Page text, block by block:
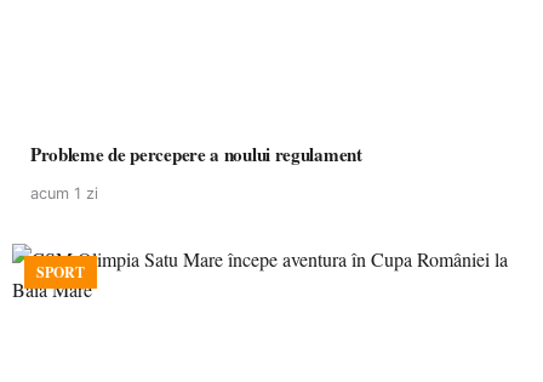
Probleme de percepere a noului regulament
acum 1 zi
SPORT